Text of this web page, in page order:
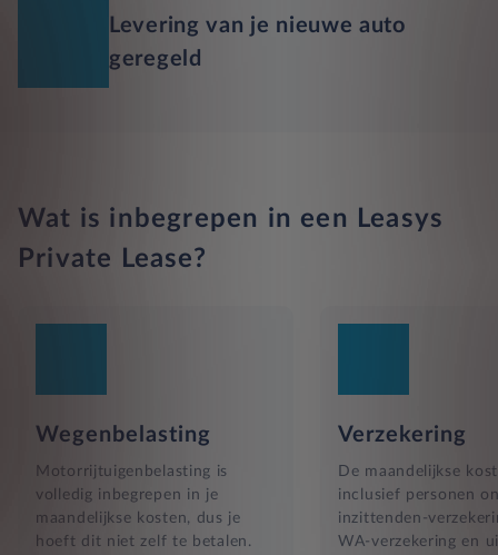
Levering van je nieuwe auto
geregeld
Wat is inbegrepen in een Leasys
Private Lease?
Wegenbelasting
Motorrijtuigenbelasting is
volledig inbegrepen in je
maandelijkse kosten, dus je
hoeft dit niet zelf te betalen.
Verzekering
De maandelijkse
inclusief personen
inzittenden-
WA-verzekering en